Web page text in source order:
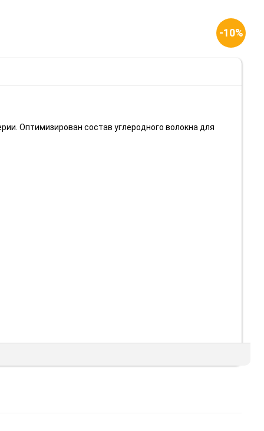
-10%
Оптимизирован состав углеродного волокна для